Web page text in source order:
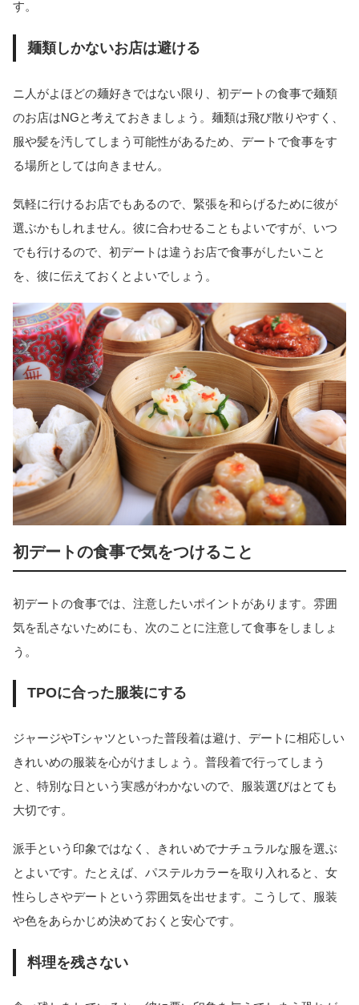
す。
麺類しかないお店は避ける
ニ人がよほどの麺好きではない限り、初デートの食事で麺類
のお店はNGと考えておきましょう。麺類は飛び散りやすく、
服や髪を汚してしまう可能性があるため、デートで食事をす
る場所としては向きません。
気軽に行けるお店でもあるので、緊張を和らげるために彼が
選ぶかもしれません。彼に合わせることもよいですが、いつ
でも行けるので、初デートは違うお店で食事がしたいこと
を、彼に伝えておくとよいでしょう。
初デートの食事で気をつけること
初デートの食事では、注意したいポイントがあります。雰囲
気を乱さないためにも、次のことに注意して食事をしましょ
う。
TPOに合った服装にする
ジャージやTシャツといった普段着は避け、デートに相応しい
きれいめの服装を心がけましょう。普段着で行ってしまう
と、特別な日という実感がわかないので、服装選びはとても
大切です。
派手という印象ではなく、きれいめでナチュラルな服を選ぶ
とよいです。たとえば、パステルカラーを取り入れると、女
性らしさやデートという雰囲気を出せます。こうして、服装
や色をあらかじめ決めておくと安心です。
料理を残さない